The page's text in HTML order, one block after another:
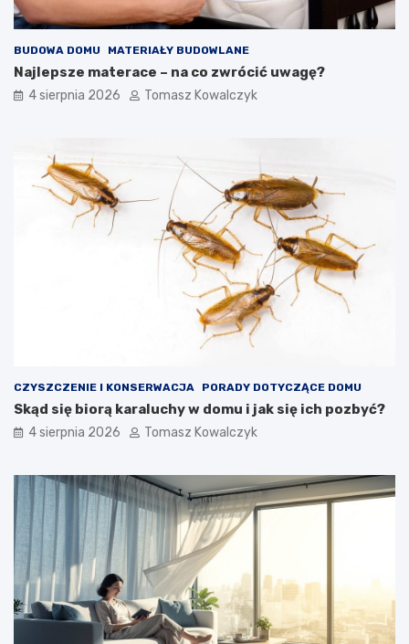
BUDOWA DOMU MATERIAŁY BUDOWLANE
Najlepsze materace – na co zwrócić uwagę?
4 sierpnia 2026 Tomasz Kowalczyk
CZYSZCZENIE I KONSERWACJA PORADY DOTYCZĄCE DOMU
Skąd się biorą karaluchy w domu i jak się ich pozbyć?
4 sierpnia 2026 Tomasz Kowalczyk